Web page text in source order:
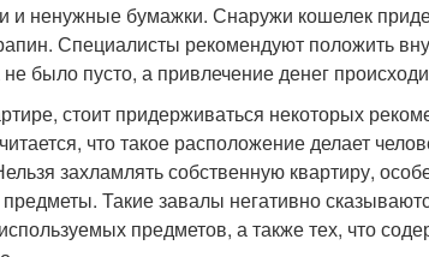
ненужные бумажки. Снаружи кошелек
Специалисты рекомендуют положить
не было пусто, а привлечение денег
стоит придерживаться некоторых
что такое расположение делает
захламлять собственную квартиру,
Такие завалы негативно
предметов, а также тех, что